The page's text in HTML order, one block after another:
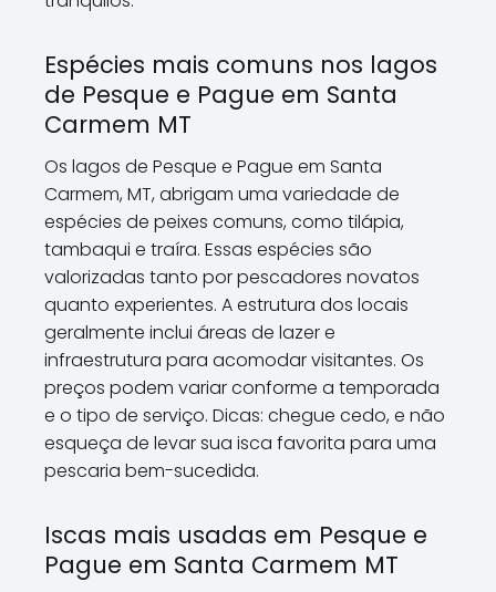
Espécies mais comuns nos lagos
de Pesque e Pague em Santa
Carmem MT
Os lagos de Pesque e Pague em Santa
Carmem, MT, abrigam uma variedade de
espécies de peixes comuns, como tilápia,
tambaqui e traíra. Essas espécies são
valorizadas tanto por pescadores novatos
quanto experientes. A estrutura dos locais
geralmente inclui áreas de lazer e
infraestrutura para acomodar visitantes. Os
preços podem variar conforme a temporada
e o tipo de serviço. Dicas: chegue cedo, e não
esqueça de levar sua isca favorita para uma
pescaria bem-sucedida.
Iscas mais usadas em Pesque e
Pague em Santa Carmem MT